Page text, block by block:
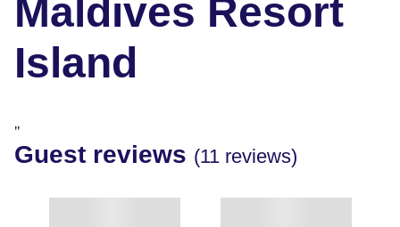
Maldives Resort
Island
"
Guest reviews (11 reviews)